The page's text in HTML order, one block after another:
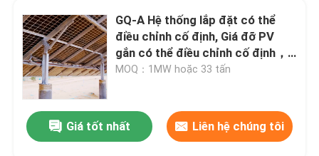
GQ-A Hệ thống lắp đặt có thể
điều chỉnh cố định, Giá đỡ PV
gắn có thể điều chỉnh cố định，
Tuổi thọ của hệ thống: >25 năm
MOQ：1MW hoặc 33 tấn
Giá tốt nhất Liên hệ chúng tôi